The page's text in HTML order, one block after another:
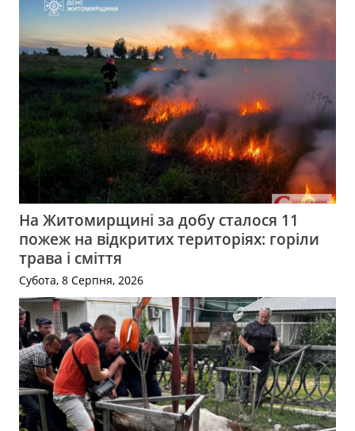
На Житомирщині за добу сталося 11
пожеж на відкритих територіях: горіли
трава і сміття
Субота, 8 Серпня, 2026